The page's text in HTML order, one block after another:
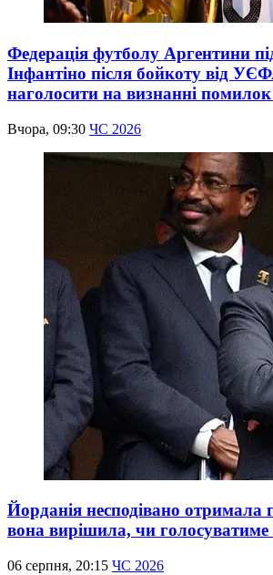
Федерація футболу Аргентини
Інфантіно після бойкоту від
наголосити на визнанні
Вчора, 09:30 ЧС 2026
Йорданія несподівано
вона вирішила, чи голосуватиме
06 серпня, 20:15 ЧС 2026